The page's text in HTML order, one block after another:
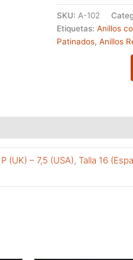
la
serie
RICCIO
modelo
SKU: A-102
Etiquetas: Anillos
Patinados, Anillos
(UK) – 7,5 (USA),Talla 16